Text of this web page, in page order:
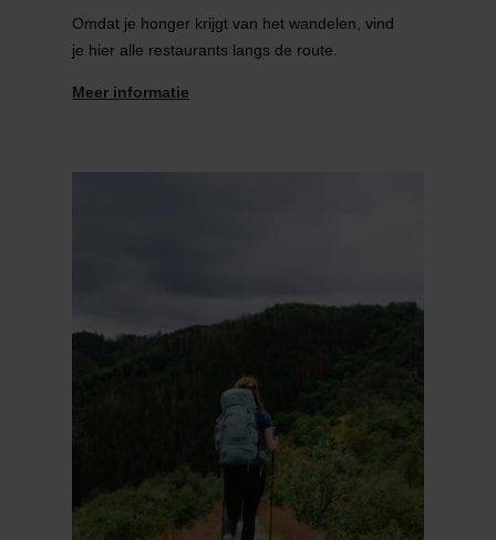
Omdat je honger krijgt van het wandelen, vind
je hier alle restaurants langs de route.
Meer informatie